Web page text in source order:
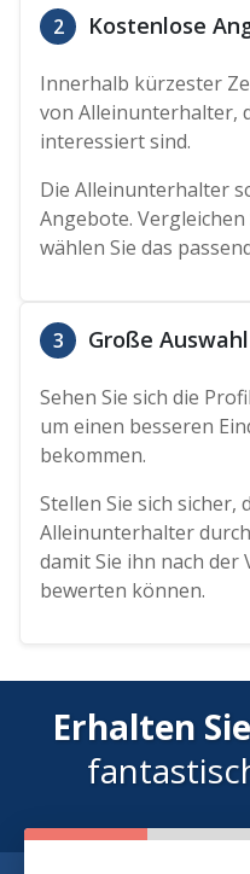
2 Kostenlose
Innerhalb kürzester
von Alleinunterhalter,
interessiert sind.
Die Alleinunterhalter
Angebote.
wählen Sie das
3 Große Auswahl
Sehen Sie sich die
um einen besseren
bekommen.
Stellen Sie sich sicher,
Alleinunterhalter
damit Sie ihn nach
bewerten können.
Erhalten